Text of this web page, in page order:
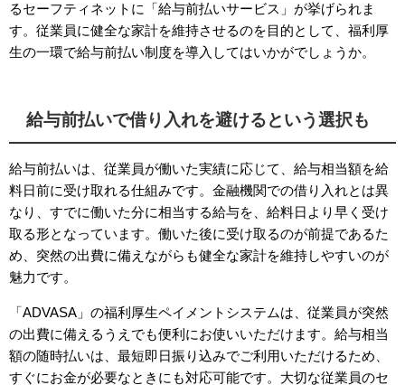
るセーフティネットに「給与前払いサービス」が挙げられま
す。従業員に健全な家計を維持させるのを目的として、福利厚
生の一環で給与前払い制度を導入してはいかがでしょうか。
給与前払いで借り入れを避けるという選択も
給与前払いは、従業員が働いた実績に応じて、給与相当額を給
料日前に受け取れる仕組みです。金融機関での借り入れとは異
なり、すでに働いた分に相当する給与を、給料日より早く受け
取る形となっています。働いた後に受け取るのが前提であるた
め、突然の出費に備えながらも健全な家計を維持しやすいのが
魅力です。
「ADVASA」の福利厚生ペイメントシステムは、従業員が突然
の出費に備えるうえでも便利にお使いいただけます。給与相当
額の随時払いは、最短即日振り込みでご利用いただけるため、
すぐにお金が必要なときにも対応可能です。大切な従業員のセ